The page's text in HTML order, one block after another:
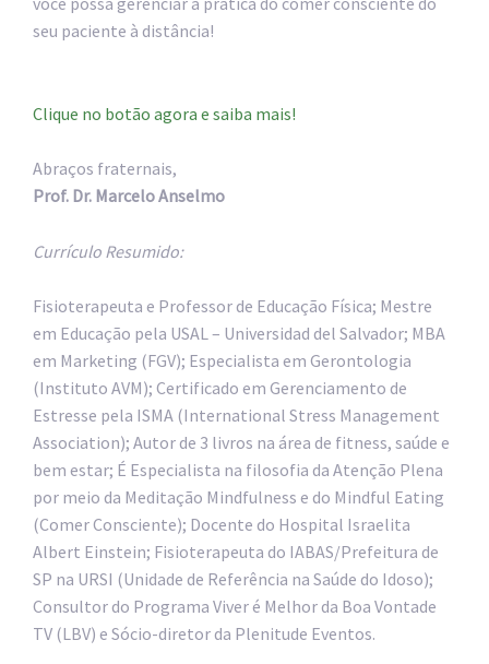
seu paciente à distância!
Clique no botão agora e saiba mais!
Abraços fraternais,
Prof. Dr. Marcelo Anselmo
Currículo Resumido:
Fisioterapeuta e Professor de Educação Física; Mestre
em Educação pela USAL – Universidad del Salvador; MBA
em Marketing (FGV); Especialista em Gerontologia
(Instituto AVM); Certificado em Gerenciamento de
Estresse pela ISMA (International Stress Management
Association); Autor de 3 livros na área de fitness, saúde e
bem estar; É Especialista na filosofia da Atenção Plena
por meio da Meditação Mindfulness e do Mindful Eating
(Comer Consciente); Docente do Hospital Israelita
Albert Einstein; Fisioterapeuta do IABAS/Prefeitura de
SP na URSI (Unidade de Referência na Saúde do Idoso);
Consultor do Programa Viver é Melhor da Boa Vontade
TV (LBV) e Sócio-diretor da Plenitude Eventos.